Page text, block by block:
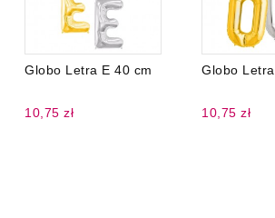
Globo Letra E 40 cm
10,75 zł
Globo
10,75 zł